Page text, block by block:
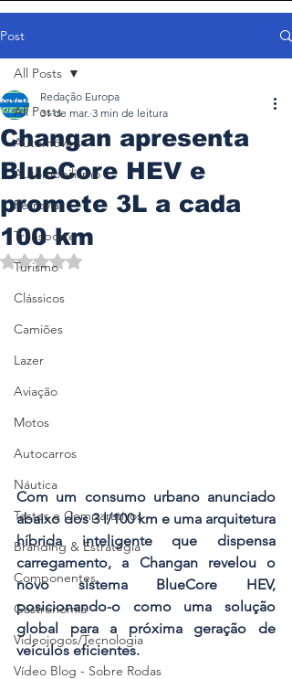
Post
All Posts
Automóveis
Automobilismo
Ferrovia
Transporte
Turismo
Clássicos
Camiões
Lazer
Aviação
Motos
Autocarros
Náutica
Testes e Comparativos
Branding & Estratégia
Componentes
Gastronomia
Videojogos/Tecnologia
Vídeo Blog - Sobre Rodas
All Posts
Changan apresenta
BlueCore HEV e
promete 3L a cada
100 km
Redação Europa
31 de mar. 3 min de leitura
Avaliado com NaN de 5 estrelas.
Com um consumo urbano anunciado
abaixo dos 3 l/100 km e uma arquitetura
híbrida inteligente que dispensa
carregamento, a Changan revelou o
novo sistema BlueCore HEV,
posicionando-o como uma solução
global para a próxima geração de
veículos eficientes.